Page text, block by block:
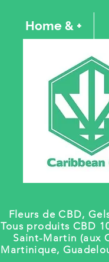
Home & +
Fleurs de CBD,
Tous produits CBD
Saint-Martin (aux
Martinique,